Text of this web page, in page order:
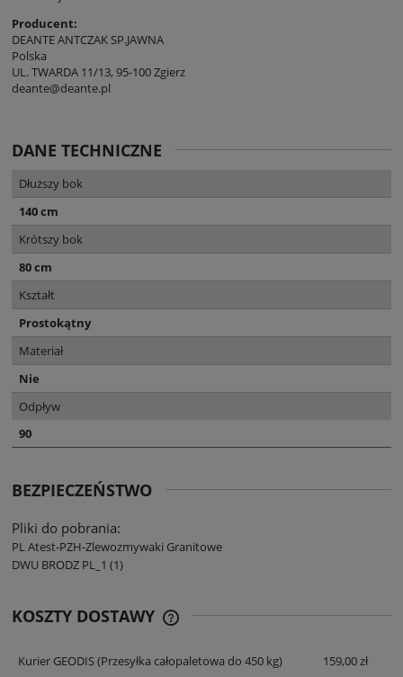
Producent:
DEANTE ANTCZAK SP.JAWNA
Polska
UL. TWARDA 11/13, 95-100 Zgierz
deante@deante.pl
DANE TECHNICZNE
Dłuższy bok
140 cm
Krótszy bok
80 cm
Kształt
Prostokątny
Materiał
Nie
Odpływ
90
BEZPIECZEŃSTWO
Pliki do pobrania:
PL Atest-PZH-Zlewozmywaki Granitowe
DWU BRODZ PL_1 (1)
KOSZTY DOSTAWY
Kurier GEODIS(Przesyłka całopaletowa do 450 kg) 159,00 zł